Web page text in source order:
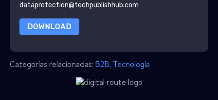
dataprotection@techpublishhub.com
DOWNLOAD
Categorías relacionadas: B2B Tecnología